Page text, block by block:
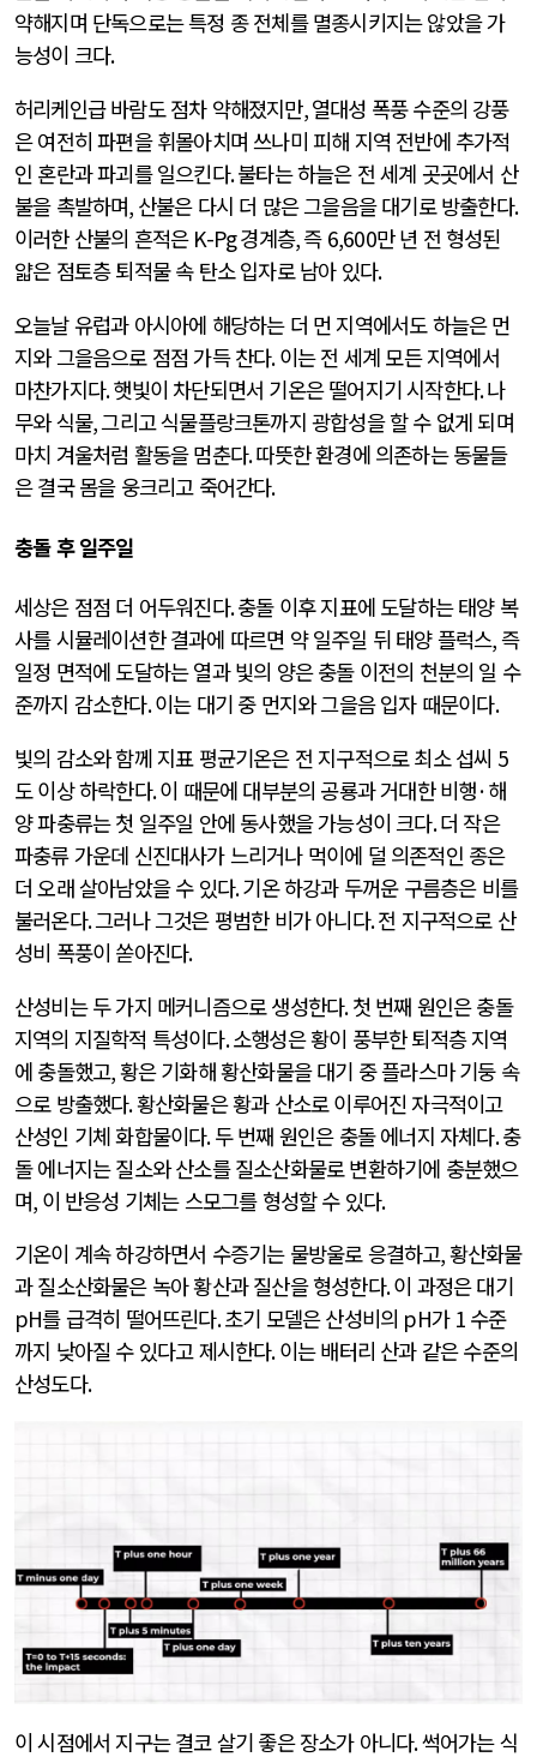
약해지며 단독으로는 특정 종 전체를 멸종시키지는 않았을 가
능성이 크다.
허리케인급 바람도 점차 약해졌지만,열대성 폭풍 수준의 강풍
은 여전히 파편을 휘몰아치며 쓰나미 피해 지역 전반에 추가적
인 혼란과 파괴를 일으킨다.불타는 하늘은 전 세계 곳곳에서 산
불을 촉발하며, 산불은 다시 더 많은 그을음을 대기로 방출한다.
이러한 산불의 흔적은 K-Pg경계층,즉 6,600만 년 전 형성된
얇은 점토층 퇴적물 속 탄소 입자로 남아 있다.
오늘날 유럽과 아시아에 해당하는 더 먼 지역에서도 하늘은 먼
지와 그을음으로 점점 가득 찬다.이는 전 세계 모든 지역에서
마찬가지다.햇빛이 차단되면서 기온은 떨어지기 시작한다.나
무와 식물,그리고 식물플랑크톤까지 광합성을 할 수 없게 되며
마치 겨울처럼 활동을 멈춘다.따뜻한 환경에 의존하는 동물들
은 결국 몸을 웅크리고 죽어간다.
충돌 후 일주일
세상은 점점 더 어두워진다.충돌 이후 지표에 도달하는 태양 복
사를 시뮬레이션한 결과에 따르면 약 일주일 뒤 태양 플럭스,즉
일정 면적에 도달하는 열과 빛의 양은 충돌 이전의 천분의 일 수
준까지 감소한다.이는 대기 중 먼지와 그을음 입자 때문이다.
빛의 감소와 함께 지표 평균기온은 전 지구적으로 최소 섭씨 5
도 이상 하락한다.이 때문에 대부분의 공룡과 거대한 비행·해
양 파충류는 첫 일주일 안에 동사했을 가능성이 크다.더 작은
파충류 가운데 신진대사가 느리거나 먹이에 덜 의존적인 종은
더 오래 살아남았을 수 있다.기온 하강과 두꺼운 구름층은 비를
불러온다.그러나 그것은 평범한 비가 아니다.전 지구적으로 산
성비 폭풍이 쏟아진다.
산성비는 두 가지 메커니즘으로 생성한다.첫 번째 원인은 충돌
지역의 지질학적 특성이다.소행성은 황이 풍부한 퇴적층 지역
에 충돌했고,황은 기화해 황산화물을 대기 중 플라스마 기둥 속
으로 방출했다.황산화물은 황과 산소로 이루어진 자극적이고
산성인 기체 화합물이다.두 번째 원인은 충돌 에너지 자체다.충
돌 에너지는 질소와 산소를 질소산화물로 변환하기에 충분했으
며, 이 반응성 기체는 스모그를 형성할 수 있다.
기온이 계속 하강하면서 수증기는 물방울로 응결하고,황산화물
과 질소산화물은 녹아 황산과 질산을 형성한다.이 과정은 대기
pH를 급격히 떨어뜨린다.초기 모델은 산성비의 pH가 1 수준
까지 낮아질 수 있다고 제시한다.이는 배터리 산과 같은 수준의
산성도다.
이 시점에서 지구는 결코 살기 좋은 장소가 아니다.썩어가는 식